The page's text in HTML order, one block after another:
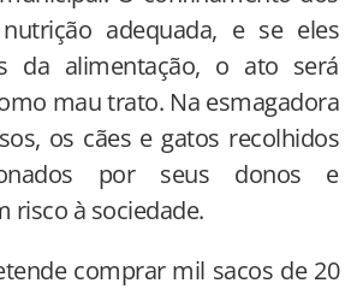
adequada, e se eles
da alimentação, o ato será
mau trato. Na esmagadora
os cães e gatos recolhidos
por seus donos e
risco à sociedade.
comprar mil sacos de 20